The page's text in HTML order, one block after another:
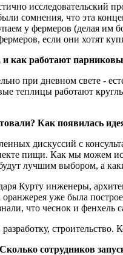
исследовательский
сомнения, что эта
у фермеров (делая им
если они хотят
и как работают
при дневном свете -
теплицы работают
Как появилась
дискуссий с
пищи. Как мы можем
лучшим выбором, а
Курту инженеры,
оранжерея уже была
что чеснок и
строительство.
сотрудников